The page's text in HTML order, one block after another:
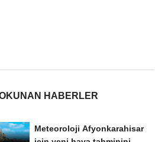
HABERLER
Meteoroloji Afyonkarahisar